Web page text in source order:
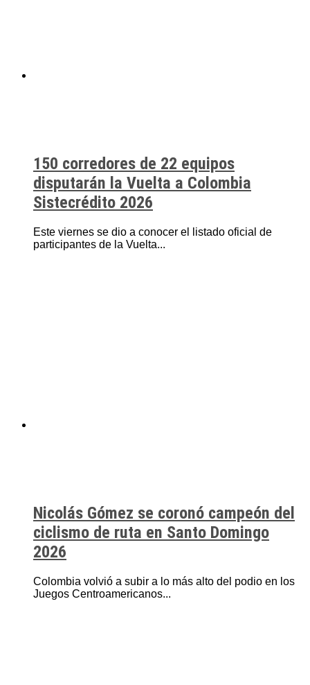
150 corredores de 22 equipos
disputarán la Vuelta a Colombia
Sistecrédito 2026
Este viernes se dio a conocer el listado oficial de
participantes de la Vuelta...
Nicolás Gómez se coronó campeón del
ciclismo de ruta en Santo Domingo
2026
Colombia volvió a subir a lo más alto del podio en los
Juegos Centroamericanos...